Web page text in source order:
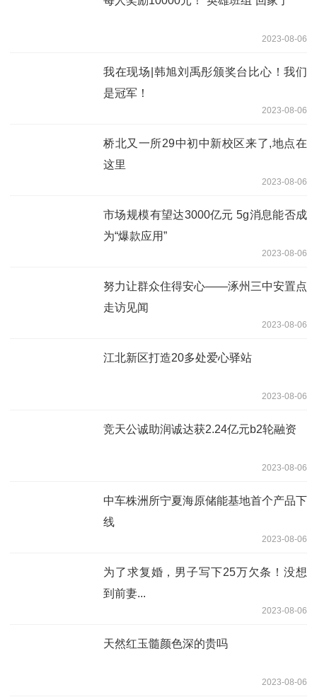
2023-08-06
我在现场|韩旭刘禹彤颁奖台比心！我们
是冠军！
2023-08-06
桥北又一所29中初中新校区来了,地点在
这里
2023-08-06
市场规模有望达3000亿元 5g消息能否成
为“爆款应用”
2023-08-06
努力让群众住得安心——涿州三中安置点
走访见闻
2023-08-06
江北新区打造20多处爱心驿站
2023-08-06
竞天公诚助润诚达获2.24亿元b2轮融资
2023-08-06
中车株洲所宁夏海原储能基地首个产品下
线
2023-08-06
为了求复婚，男子写下25万欠条！没想
到前妻...
2023-08-06
天然红玉髓颜色深的贵吗
2023-08-06